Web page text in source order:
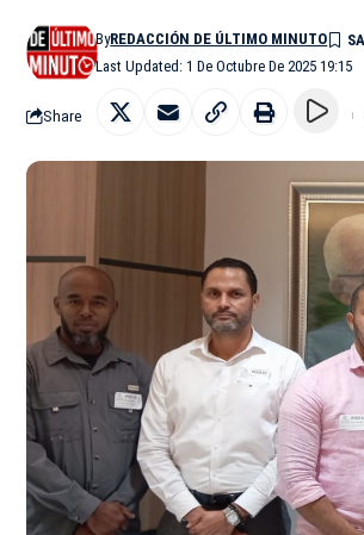
Last Updated: 1 De Octubre De 2025 19:15
ByREDACCIÓN DE ÚLTIMO MINUTO
Share